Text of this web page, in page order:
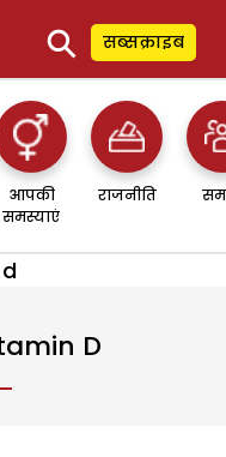
⚲ सब्सक्राइब
आपकी
समस्याएं
राजनीति
D